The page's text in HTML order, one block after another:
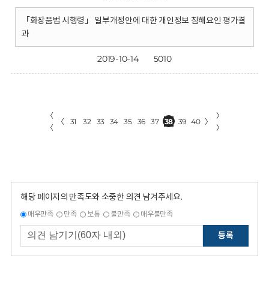
「화장품법 시행령」 일부개정안에 대한 개인정보 침해요인 평가결
과
2019-10-14 5010
〈
〈
〈 31 32 33 34 35 36 37 38 39 40 〉
〉
〉
해당 페이지의 만족도와 소중한 의견 남겨주세요.
매우만족 만족 보통 불만족 매우불만족
등록